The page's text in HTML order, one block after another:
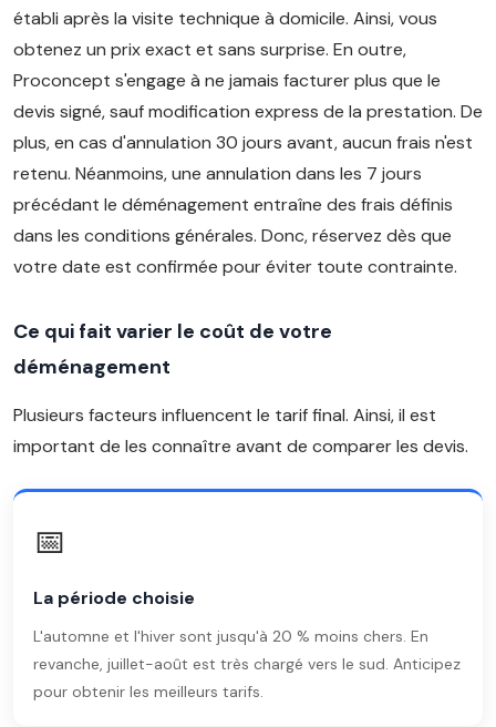
établi après la visite technique à domicile. Ainsi, vous
obtenez un prix exact et sans surprise. En outre,
Proconcept s'engage à ne jamais facturer plus que le
devis signé, sauf modification express de la prestation. De
plus, en cas d'annulation 30 jours avant, aucun frais n'est
retenu. Néanmoins, une annulation dans les 7 jours
précédant le déménagement entraîne des frais définis
dans les conditions générales. Donc, réservez dès que
votre date est confirmée pour éviter toute contrainte.
Ce qui fait varier le coût de votre
déménagement
Plusieurs facteurs influencent le tarif final. Ainsi, il est
important de les connaître avant de comparer les devis.
📅
La période choisie
L'automne et l'hiver sont jusqu'à 20 % moins chers. En
revanche, juillet-août est très chargé vers le sud. Anticipez
pour obtenir les meilleurs tarifs.